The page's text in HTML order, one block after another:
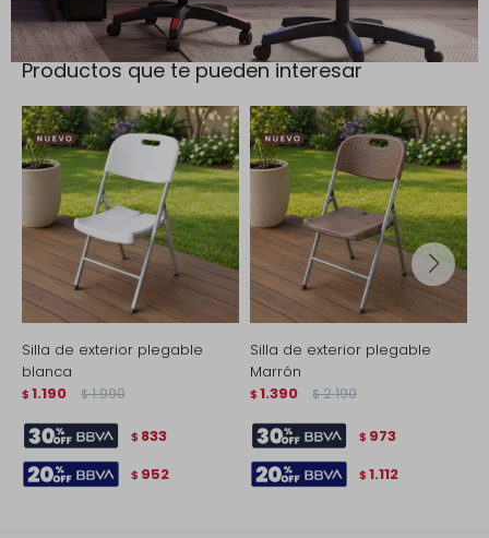
Productos que te pueden interesar
Silla de exterior plegable
blanca
$ 1.190 $ 1.990
$ 833
$ 952
Silla de exterior plegable
Marrón
$ 1.390 $ 2.190
$ 973
$ 1.112